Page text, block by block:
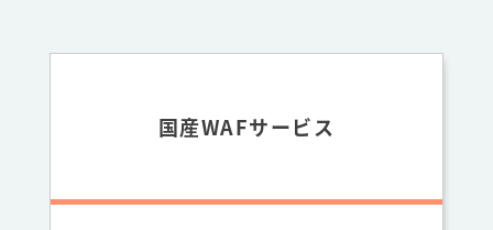
国産WAFサービス